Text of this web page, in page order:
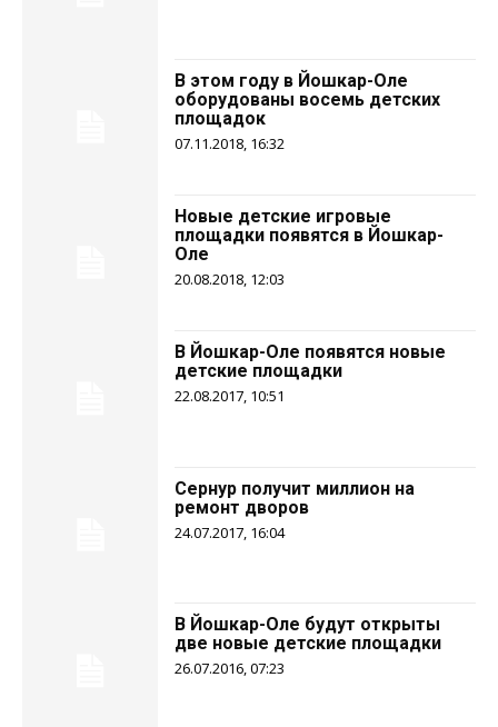
В этом году в Йошкар-Оле
оборудованы восемь детских
площадок
07.11.2018, 16:32
Новые детские игровые
площадки появятся в Йошкар-
Оле
20.08.2018, 12:03
В Йошкар-Оле появятся новые
детские площадки
22.08.2017, 10:51
Сернур получит миллион на
ремонт дворов
24.07.2017, 16:04
В Йошкар-Оле будут открыты
две новые детские площадки
26.07.2016, 07:23